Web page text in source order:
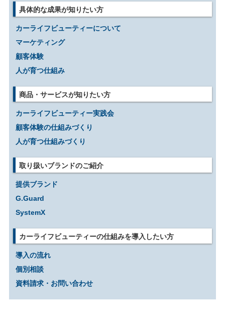
具体的な成果が知りたい方
カーライフビューティーについて
マーケティング
顧客体験
人が育つ仕組み
商品・サービスが知りたい方
カーライフビューティー実践会
顧客体験の仕組みづくり
人が育つ仕組みづくり
取り扱いブランドのご紹介
提供ブランド
G.Guard
SystemX
カーライフビューティーの仕組みを導入したい方
導入の流れ
個別相談
資料請求・お問い合わせ